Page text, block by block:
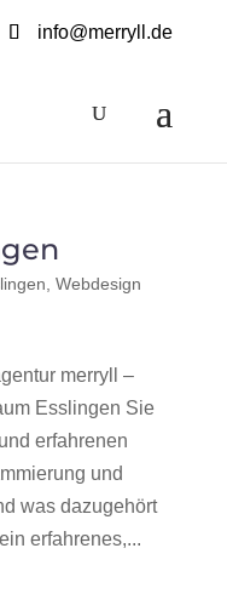
info@merryll.de
Webdesign
merryll –
Esslingen Sie
erfahrenen
und
was dazugehört
erfahrenes,...